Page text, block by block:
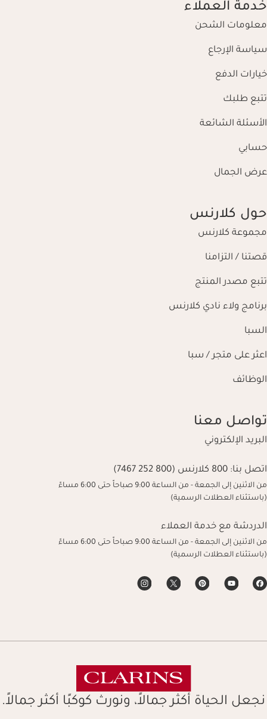
خدمة العملاء
معلومات الشحن
سياسة الإرجاع
خيارات الدفع
تتبع طلبك
الأسئلة الشائعة
حسابي
عرض الجمال
حول كلارنس
مجموعة كلارنس
قصتنا / التزامنا
تتبع مصدر المنتج
برنامج ولاء نادي كلارنس
السبا
اعثر على متجر / سبا
الوظائف
تواصل معنا
البريد الإلكتروني
اتصل بنا: 800 كلارنس (800 252 7467)
من الاثنين إلى الجمعة - من الساعة 9:00 صباحاً حتى 6:00 مساءً
(باستثناء العطلات الرسمية)
الدردشة مع خدمة العملاء
من الاثنين إلى الجمعة - من الساعة 9:00 صباحاً حتى 6:00 مساءً
(باستثناء العطلات الرسمية)
نجعل الحياة أكثر جمالاً، ونورث كوكبًا أكثر جمالاً.